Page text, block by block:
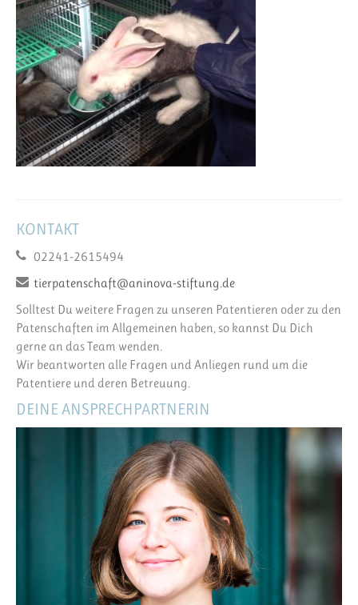
KONTAKT
02241-2615494
tierpatenschaft@aninova-stiftung.de
Solltest Du weitere Fragen zu unseren Patentieren oder zu den
Patenschaften im Allgemeinen haben, so kannst Du Dich
gerne an das Team wenden.
Wir beantworten alle Fragen und Anliegen rund um die
Patentiere und deren Betreuung.
DEINE ANSPRECHPARTNERIN